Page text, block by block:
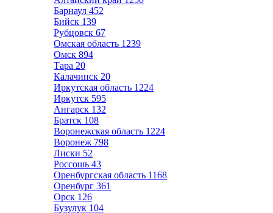
Барнаул 452
Бийск 139
Рубцовск 67
Омская область 1239
Омск 894
Тара 20
Калачинск 20
Иркутская область 1224
Иркутск 595
Ангарск 132
Братск 108
Воронежская область 1224
Воронеж 798
Лиски 52
Россошь 43
Оренбургская область 1168
Оренбург 361
Орск 126
Бузулук 104